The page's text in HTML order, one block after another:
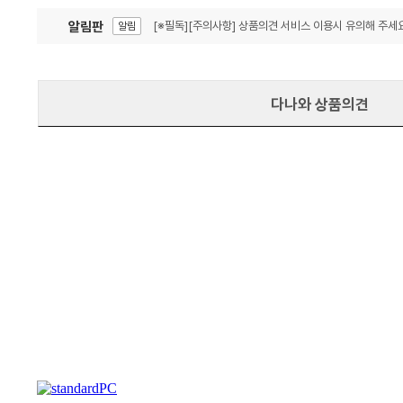
알림판 알림 [※필독][주의사항] 상품의견 서비스 이용시 유의해 주세
다나와 상품의견